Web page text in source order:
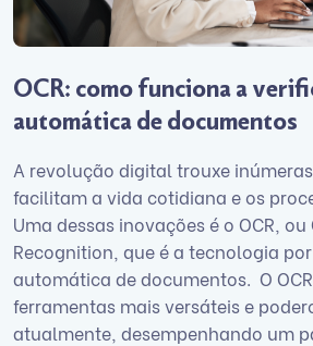
OCR: como funciona a
automática de documentos
A revolução digital trouxe
facilitam a vida cotidiana e os
Uma dessas inovações é o OCR,
Recognition, que é a tecnologia
automática de documentos. O
ferramentas mais versáteis e
atualmente, desempenhando um